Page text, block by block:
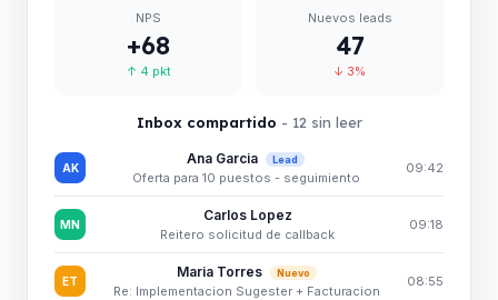
NPS
+68
↑ 4 pkt
Nuevos leads
47
↓ 3%
Inbox compartido - 12 sin leer
AK
Ana Garcia Lead
Oferta para 10 puestos - seguimiento
09:42
MN
Carlos Lopez
Reitero solicitud de callback
09:18
ET
Maria Torres Nuevo
Re: Implementacion Sugester + Facturacion
08:55